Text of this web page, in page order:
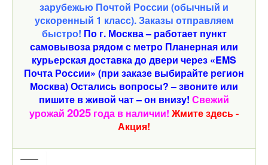
зарубежью Почтой России (обычный и
ускоренный 1 класс). Заказы отправляем
быстро! По г. Москва – работает пункт
самовывоза рядом с метро Планерная или
курьерская доставка до двери через «EMS
Почта России» (при заказе выбирайте регион
Москва) Остались вопросы? – звоните или
пишите в живой чат – он внизу! Свежий
урожай 2025 года в наличии! Жмите здесь -
Акция!